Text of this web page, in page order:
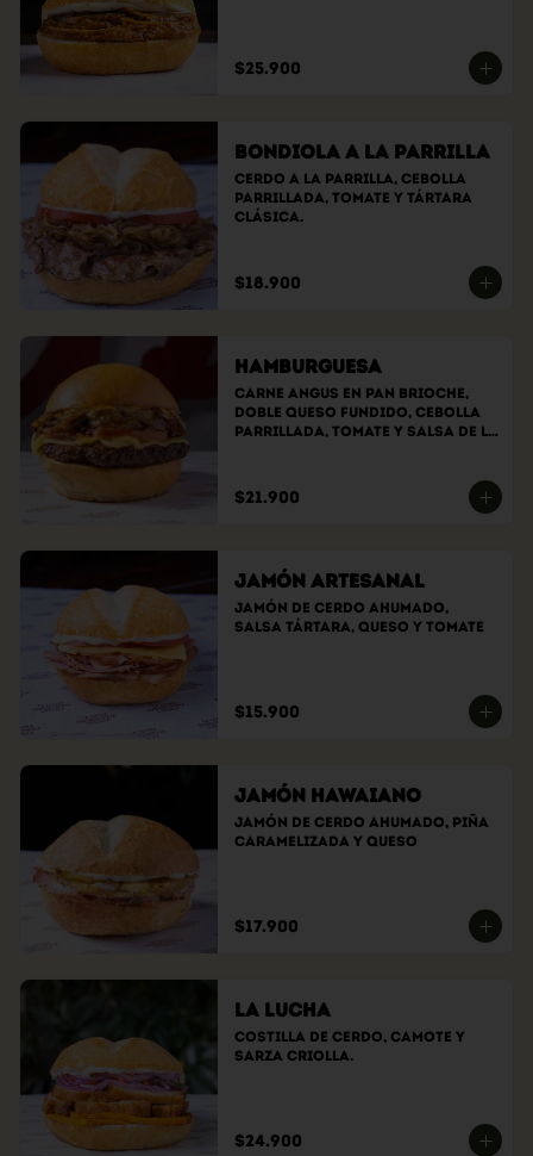
$25.900
Bondiola a la Parrilla
Cerdo a la parrilla, cebolla
parrillada, tomate y tártara
clásica.
$18.900
Hamburguesa
Carne angus en pan brioche,
doble queso fundido, cebolla
parrillada, tomate y salsa de la
$21.900
Jamón Artesanal
Jamón de cerdo ahumado,
salsa tártara, queso y tomate
$15.900
Jamón Hawaiano
Jamón de cerdo ahumado, piña
caramelizada y queso
$17.900
La Lucha
Costilla de cerdo, camote y
sarza criolla.
$24.900